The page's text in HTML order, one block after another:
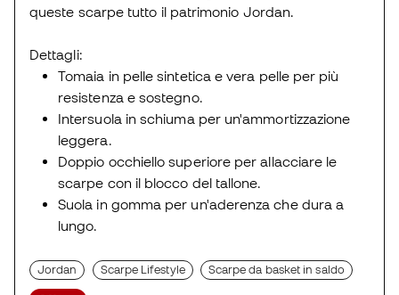
queste scarpe tutto il patrimonio Jordan.
Dettagli:
Tomaia in pelle sintetica e vera pelle per più
resistenza e sostegno.
Intersuola in schiuma per un'ammortizzazione
leggera.
Doppio occhiello superiore per allacciare le
scarpe con il blocco del tallone.
Suola in gomma per un'aderenza che dura a
lungo.
Jordan Scarpe Lifestyle Scarpe da basket in saldo